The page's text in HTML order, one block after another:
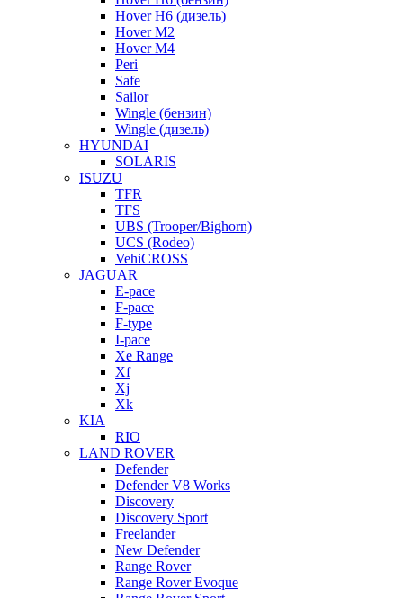
Hover H6 (дизель)
Hover M2
Hover M4
Peri
Safe
Sailor
Wingle (бензин)
Wingle (дизель)
HYUNDAI
SOLARIS
ISUZU
TFR
TFS
UBS (Trooper/Bighorn)
UCS (Rodeo)
VehiCROSS
JAGUAR
E-pace
F-pace
F-type
I-pace
Xe Range
Xf
Xj
Xk
KIA
RIO
LAND ROVER
Defender
Defender V8 Works
Discovery
Discovery Sport
Freelander
New Defender
Range Rover
Range Rover Evoque